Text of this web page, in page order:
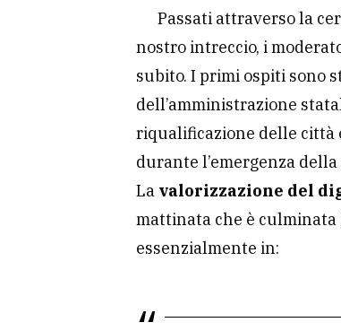
Passati attraverso la
nostro intreccio, i
subito. I primi ospiti sono
dell’amministrazione
riqualificazione delle città
durante l’emergenza
La valorizzazione del
mattinata che è
essenzialmente in: